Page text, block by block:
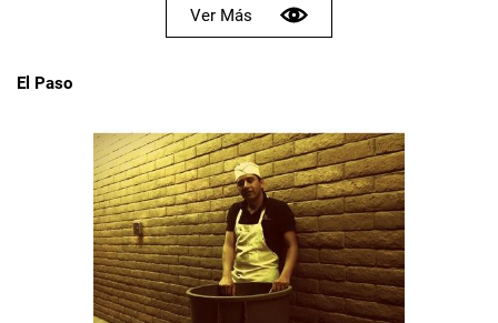
Ver Más
El Paso